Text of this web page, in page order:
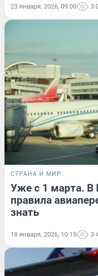
23 января, 2026, 09:00 3
СТРАНА И МИР
Уже с 1 марта. В
правила
знать
18 января, 2026, 10:15 3